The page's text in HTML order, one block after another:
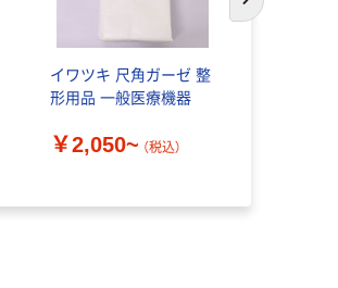
イワツキ 尺角ガーゼ 整
形用品 一般医療機器
￥2,050~ （税込）
次のスライド